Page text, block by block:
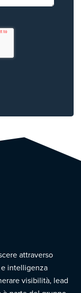
attraverso
intelligenza
visibilità, lead